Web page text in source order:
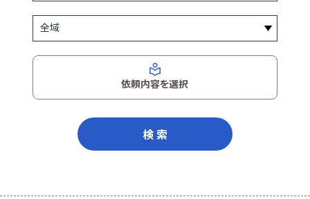
依頼内容を選択
検 索